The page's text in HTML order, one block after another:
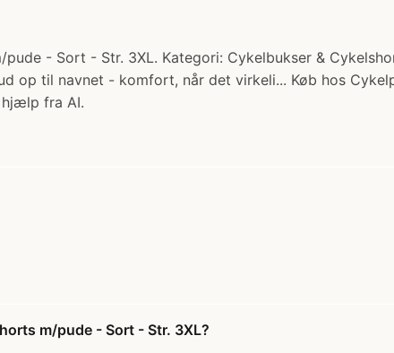
- Sort - Str. 3XL. Kategori: Cykelbukser &
op til navnet - komfort, når det virkeli... Køb hos
fra AI.
m/pude - Sort - Str. 3XL?